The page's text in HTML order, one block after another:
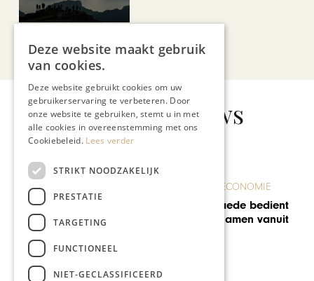
Bekijk alle artikelen
Gerelateerd nieuws
200 jaar oude
mergelboerderij in Ingber
Deze website maakt gebruik
van cookies.
Deze website gebruikt cookies om uw
gebruikerservaring te verbeteren. Door
onze website te gebruiken, stemt u in met
alle cookies in overeenstemming met ons
Cookiebeleid. Lees verder
STRIKT NOODZAKELIJK
PRESTATIE
TARGETING
FUNCTIONEEL
NIET-GECLASSIFICEERD